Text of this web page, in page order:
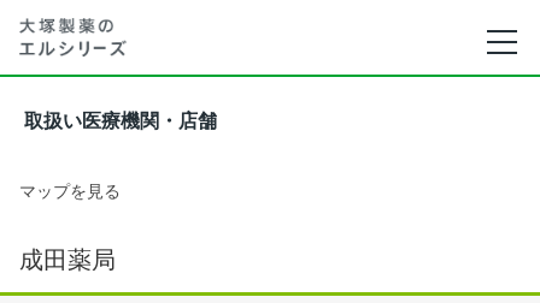
取扱い医療機関・店舗
マップを見る
成田薬局